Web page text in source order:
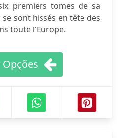
premiers tomes de sa
sont hissés en tête des
toute l'Europe.
Opções